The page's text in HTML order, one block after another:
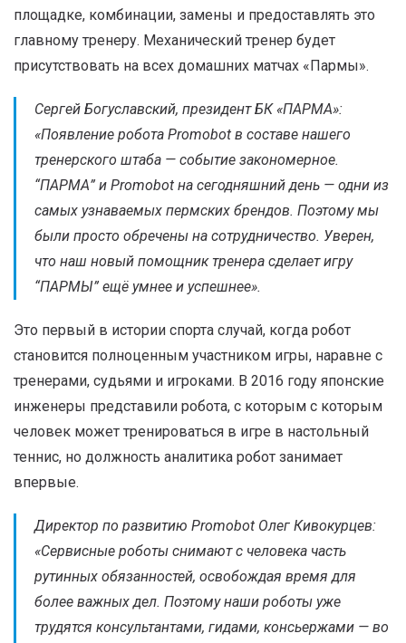
площадке, комбинации, замены и предоставлять это
главному тренеру. Механический тренер будет
присутствовать на всех домашних матчах «Пармы».
Сергей Богуславский, президент БК «ПАРМА»:
«Появление робота Promobot в составе нашего
тренерского штаба — событие закономерное.
“ПАРМА” и Promobot на сегодняшний день — одни из
самых узнаваемых пермских брендов. Поэтому мы
были просто обречены на сотрудничество. Уверен,
что наш новый помощник тренера сделает игру
“ПАРМЫ” ещё умнее и успешнее».
Это первый в истории спорта случай, когда робот
становится полноценным участником игры, наравне с
тренерами, судьями и игроками. В 2016 году японские
инженеры представили робота, с которым с которым
человек может тренироваться в игре в настольный
теннис, но должность аналитика робот занимает
впервые.
Директор по развитию Promobot Олег Кивокурцев:
«Сервисные роботы снимают с человека часть
рутинных обязанностей, освобождая время для
более важных дел. Поэтому наши роботы уже
трудятся консультантами, гидами, консьержами — во